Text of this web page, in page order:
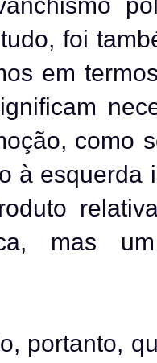
foi
em
como
à esquerda
mas
portanto,